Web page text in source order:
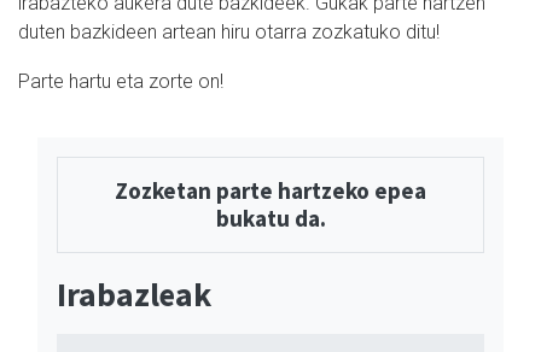
duten bazkideen artean hiru otarra zozkatuko ditu!
Parte hartu eta zorte on!
Zozketan parte hartzeko epea
bukatu da.
Irabazleak